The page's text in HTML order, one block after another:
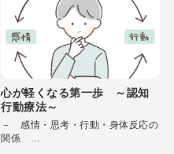
心が軽くなる第一歩 ～認知
行動療法～
－ 感情・思考・行動・身体反応の
関係 …